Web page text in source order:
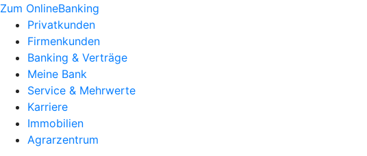
Zum OnlineBanking
Privatkunden
Firmenkunden
Banking & Verträge
Meine Bank
Service & Mehrwerte
Karriere
Immobilien
Agrarzentrum